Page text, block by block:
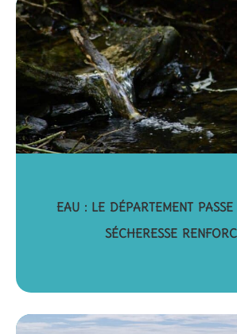
EAU : LE DÉPARTEMENT
SÉCHERESSE